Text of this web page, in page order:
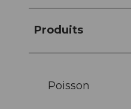
Produits
Poisson